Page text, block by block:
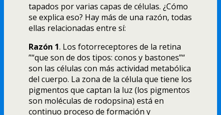
tapados por varias capas de células. ¿Cómo
se explica eso? Hay más de una razón, todas
ellas relacionadas entre sí­:
Razón 1. Los fotorreceptores de la retina
”“que son de dos tipos: conos y bastones”“
son las células con más actividad metabólica
del cuerpo. La zona de la célula que tiene los
pigmentos que captan la luz (los pigmentos
son moléculas de rodopsina) está en
continuo proceso de formación y